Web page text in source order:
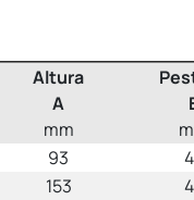
Altura
A
mm
93
153